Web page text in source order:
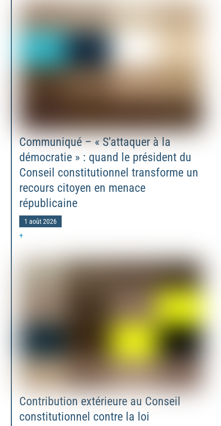
Communiqué – « S’attaquer à la
démocratie » : quand le président du
Conseil constitutionnel transforme un
recours citoyen en menace
républicaine
1 août 2026
+
Contribution extérieure au Conseil
constitutionnel contre la loi